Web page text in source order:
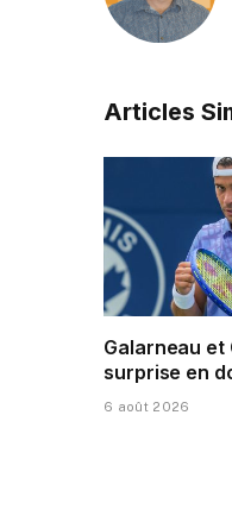
Articles
Galarneau et
surprise en
6 août 2026